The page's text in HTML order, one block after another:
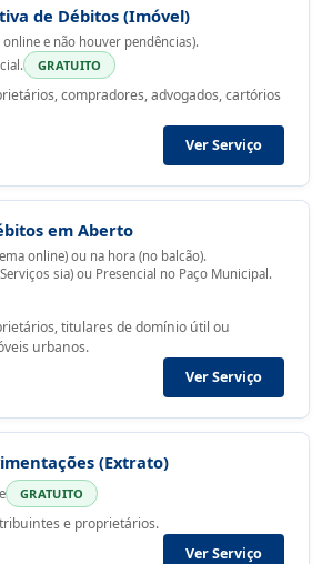
de Débitos (Imóvel)
e não houver pendências).
GRATUITO
compradores, advogados, cartórios
Ver Serviço
em Aberto
online) ou na hora (no balcão).
sia) ou Presencial no Paço Municipal.
titulares de domínio útil ou
urbanos.
Ver Serviço
(Extrato)
GRATUITO
e proprietários.
Ver Serviço